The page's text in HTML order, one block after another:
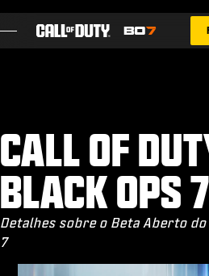
CADASTRO PARA INFORMAÇÕES
BLOG
CALL OF
BLACK OPS
Detalhes sobre o Beta Aberto
7